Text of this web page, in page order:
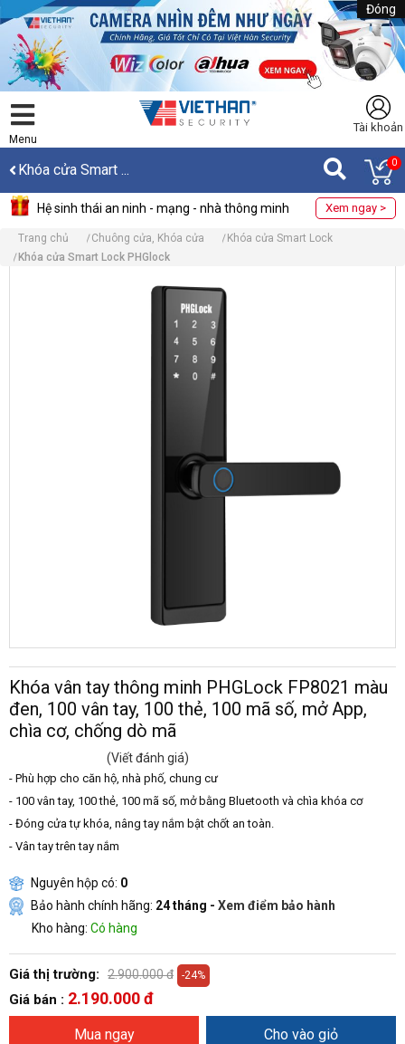
Đóng
Menu
Tài khoản
Khóa cửa Smart ... 0
Hệ sinh thái an ninh - mạng - nhà thông minh Xem ngay >
Trang chủ Chuông cửa, Khóa cửa
Khóa cửa Smart Lock
Khóa cửa Smart Lock PHGlock
Khóa vân tay thông minh PHGLock FP8021 màu
đen, 100 vân tay, 100 thẻ, 100 mã số, mở App,
chìa cơ, chống dò mã
(Viết đánh giá)
- Phù hợp cho căn hộ, nhà phố, chung cư
- 100 vân tay, 100 thẻ, 100 mã số, mở bằng Bluetooth và chìa khóa cơ
- Đóng cửa tự khóa, nâng tay nắm bật chốt an toàn.
- Vân tay trên tay nắm
Nguyên hộp có: 0
Bảo hành chính hãng: 24 tháng - Xem điểm bảo hành
Kho hàng: Có hàng
Giá thị trường: 2.900.000 đ -24%
Giá bán : 2.190.000 đ
Mua ngay Cho vào giỏ